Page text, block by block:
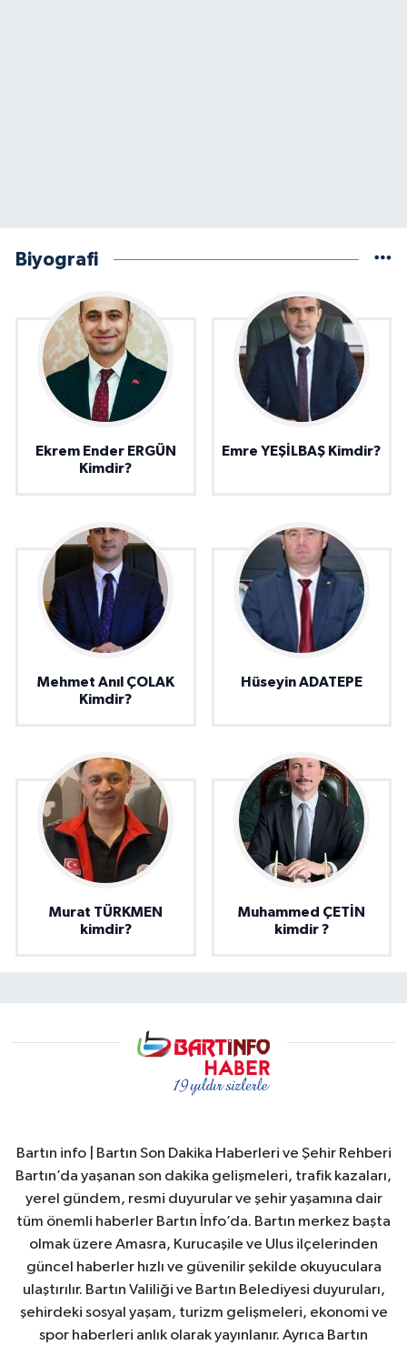
Biyografi
Ekrem Ender ERGÜN
Kimdir?
Emre YEŞİLBAŞ Kimdir?
Mehmet Anıl ÇOLAK
Kimdir?
Hüseyin ADATEPE
Murat TÜRKMEN
kimdir?
Muhammed ÇETİN
kimdir ?
Bartın info | Bartın Son Dakika Haberleri ve Şehir Rehberi
Bartın’da yaşanan son dakika gelişmeleri, trafik kazaları,
yerel gündem, resmi duyurular ve şehir yaşamına dair
tüm önemli haberler Bartın İnfo’da. Bartın merkez başta
olmak üzere Amasra, Kurucaşile ve Ulus ilçelerinden
güncel haberler hızlı ve güvenilir şekilde okuyuculara
ulaştırılır. Bartın Valiliği ve Bartın Belediyesi duyuruları,
şehirdeki sosyal yaşam, turizm gelişmeleri, ekonomi ve
spor haberleri anlık olarak yayınlanır. Ayrıca Bartın